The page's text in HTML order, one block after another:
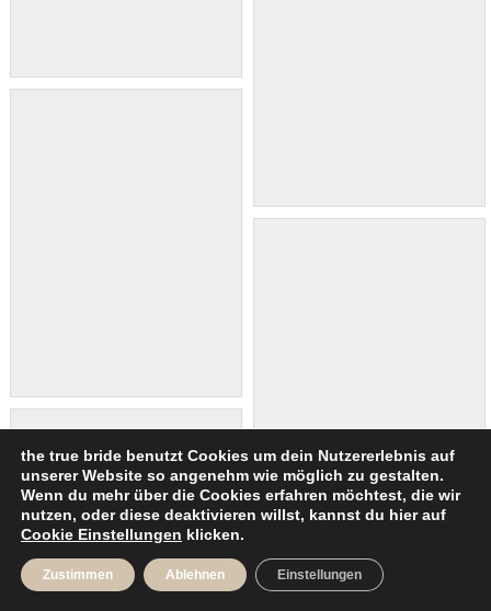
the true bride benutzt Cookies um dein Nutzererlebnis auf
unserer Website so angenehm wie möglich zu gestalten.
Wenn du mehr über die Cookies erfahren möchtest, die wir
nutzen, oder diese deaktivieren willst, kannst du hier auf
Cookie Einstellungen klicken.
Zustimmen Ablehnen Einstellungen